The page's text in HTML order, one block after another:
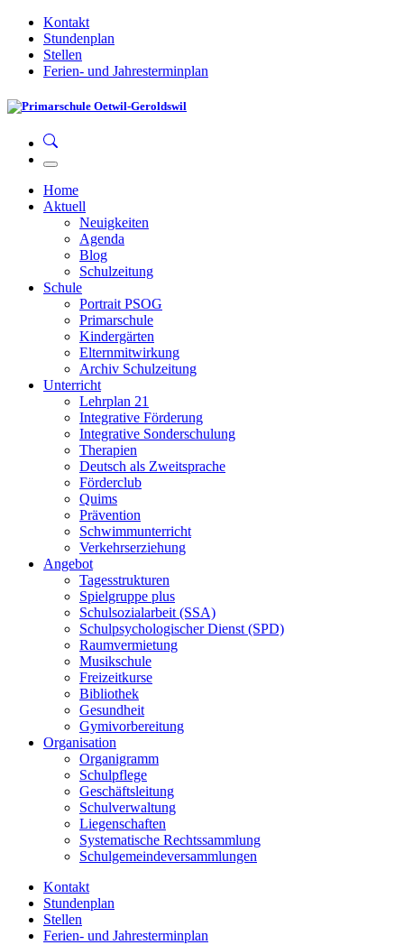
Kontakt
Stundenplan
Stellen
Ferien- und Jahresterminplan
Home
Aktuell
Neuigkeiten
Agenda
Blog
Schulzeitung
Schule
Portrait PSOG
Primarschule
Kindergärten
Elternmitwirkung
Archiv Schulzeitung
Unterricht
Lehrplan 21
Integrative Förderung
Integrative Sonderschulung
Therapien
Deutsch als Zweitsprache
Förderclub
Quims
Prävention
Schwimmunterricht
Verkehrserziehung
Angebot
Tagesstrukturen
Spielgruppe plus
Schulsozialarbeit (SSA)
Schulpsychologischer Dienst (SPD)
Raumvermietung
Musikschule
Freizeitkurse
Bibliothek
Gesundheit
Gymivorbereitung
Organisation
Organigramm
Schulpflege
Geschäftsleitung
Schulverwaltung
Liegenschaften
Systematische Rechtssammlung
Schulgemeindeversammlungen
Kontakt
Stundenplan
Stellen
Ferien- und Jahresterminplan